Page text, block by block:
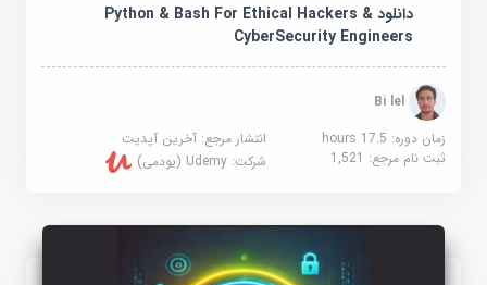
دانلود Python & Bash For Ethical Hackers &
CyberSecurity Engineers
Bi lel
زمان دوره: 17.5 hours
انتشار مرجع:آخرین آپدیت
ثبت نام مرجع:1,521 شرکت:Udemy (یودمی)